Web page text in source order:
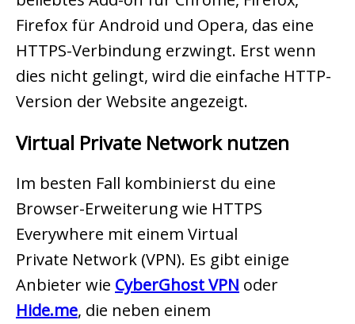
Firefox für Android und Opera, das eine
HTTPS-Verbindung erzwingt. Erst wenn
dies nicht gelingt, wird die einfache HTTP-
Version der Website angezeigt.
Virtual Private Network nutzen
Im besten Fall kombinierst du eine
Browser-Erweiterung wie HTTPS
Everywhere mit einem Virtual
Private Network (VPN). Es gibt einige
Anbieter wie CyberGhost VPN oder
Hide.me, die neben einem